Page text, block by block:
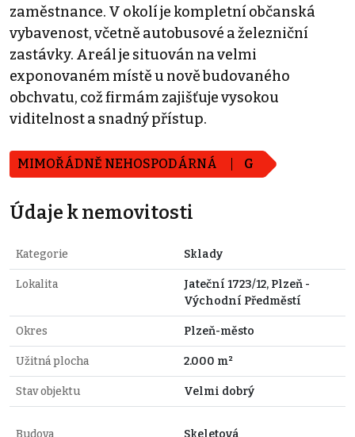
zaměstnance. V okolí je kompletní občanská
vybavenost, včetně autobusové a železniční
zastávky. Areál je situován na velmi
exponovaném místě u nově budovaného
obchvatu, což firmám zajišťuje vysokou
viditelnost a snadný přístup.
MIMOŘÁDNĚ NEHOSPODÁRNÁ G
Údaje k nemovitosti
Kategorie Sklady
Lokalita
Jateční 1723/12, Plzeň -
Východní Předměstí
Okres Plzeň-město
Užitná plocha 2.000 m²
Stav objektu Velmi dobrý
Budova Skeletová